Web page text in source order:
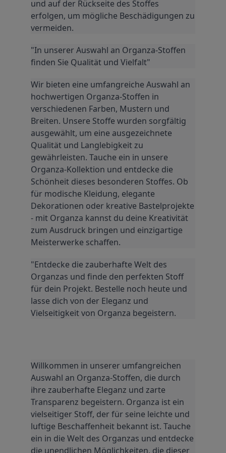
und auf der Rückseite des Stoffes
erfolgen, um mögliche Beschädigungen zu
vermeiden.
"In unserer Auswahl an Organza-Stoffen
finden Sie Qualität und Vielfalt"
Wir bieten eine umfangreiche Auswahl an
hochwertigen Organza-Stoffen in
verschiedenen Farben, Mustern und
Breiten. Unsere Stoffe wurden sorgfältig
ausgewählt, um eine ausgezeichnete
Qualität und Langlebigkeit zu
gewährleisten. Tauche ein in unsere
Organza-Kollektion und entdecke die
Schönheit dieses besonderen Stoffes. Ob
für modische Kleidung, elegante
Dekorationen oder kreative Bastelprojekte
- mit Organza kannst du deine Kreativität
zum Ausdruck bringen und einzigartige
Meisterwerke schaffen.
"Entdecke die zauberhafte Welt des
Organzas und finde den perfekten Stoff
für dein Projekt. Bestelle noch heute und
lasse dich von der Eleganz und
Vielseitigkeit von Organza begeistern.
Willkommen in unserer umfangreichen
Auswahl an Organza-Stoffen, die durch
ihre zauberhafte Eleganz und zarte
Transparenz begeistern. Organza ist ein
vielseitiger Stoff, der für seine leichte und
luftige Beschaffenheit bekannt ist. Tauche
ein in die Welt des Organzas und entdecke
die unendlichen Möglichkeiten, die dieser